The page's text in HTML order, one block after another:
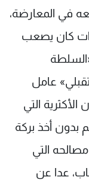
في المعارضة،
كان يصعب
عامل
التي
بدون أخذ بركة
مصالحه التي
عدا عن